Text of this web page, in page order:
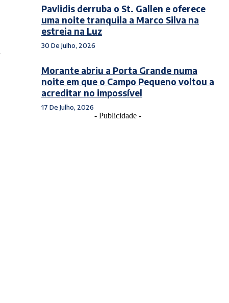
Pavlidis derruba o St. Gallen e oferece
uma noite tranquila a Marco Silva na
estreia na Luz
30 De Julho, 2026
Morante abriu a Porta Grande numa
noite em que o Campo Pequeno voltou a
acreditar no impossível
17 De Julho, 2026
- Publicidade -